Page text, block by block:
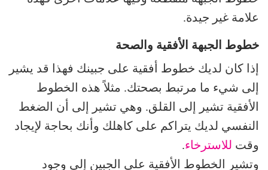
علامة غير جيدة.
خطوط الجبهة الأفقية والصحة
إذا كان لديك خطوط أفقية على جبينك فهذا قد يشير
إلى شيء ما مرتبط بصحتك. مثلاً هذه الخطوط
الأفقية تشير إلى القلق. وهي تشير إلى أن الضغط
النفسي لديك يتراكم على كاهلك وأنك بحاجة لإيجاد
وقت للاسترخاء.
وتشير الخطوط الأفقية على الجبين إلى وجود